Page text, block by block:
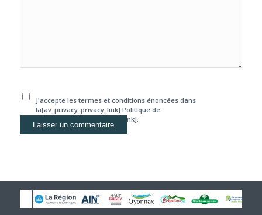
J'accepte les termes et conditions énoncées dans
la[av_privacy_privacy_link] Politique de
confidentialité[/av_privacy_link].